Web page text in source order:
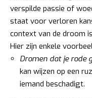
verspilde passie of
staat voor verloren
context van de droom
Hier zijn enkele
Dromen dat je rode
kan wijzen op een
iemand beschadigt.